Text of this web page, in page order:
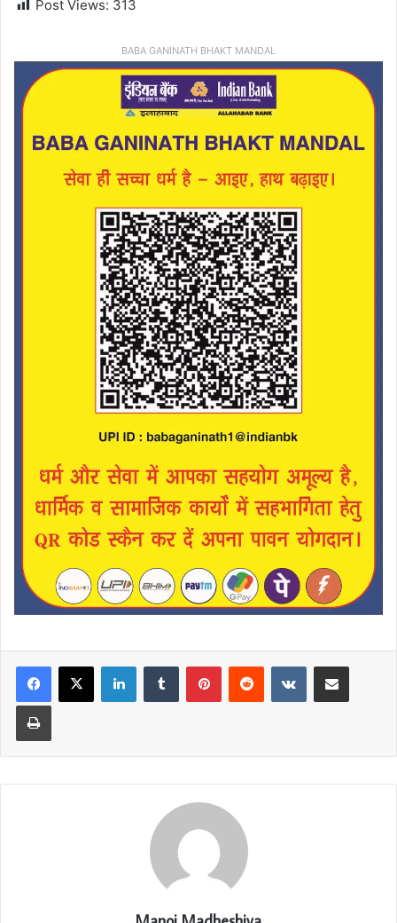
Post Views: 313
BABA GANINATH BHAKT MANDAL
LinkedInTumblr PinterestReddit VKontakteShare via Email
Print